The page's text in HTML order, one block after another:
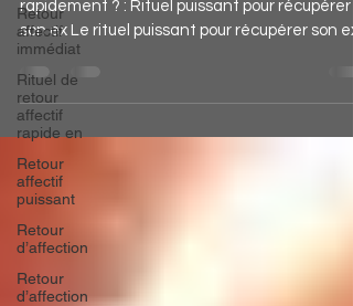
Retour
affectif
immédiat
Rituel de
retour
affectif
rapide en
Retour
affectif
puissant
Retour
d’affection
Retour
d’affection
❤️ Vous souhaitez faire revenir votre ex
rapidement ? : Rituel puissant pour récupérer
son ex Le rituel puissant pour récupérer son